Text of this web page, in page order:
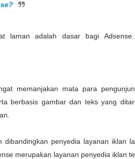
laman adalah dasar bagi
memanjakan mata para
berbasis gambar dan teks yang
penyedia layanan iklan
merupakan layanan penyedia iklan